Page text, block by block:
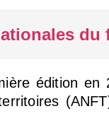
édition en